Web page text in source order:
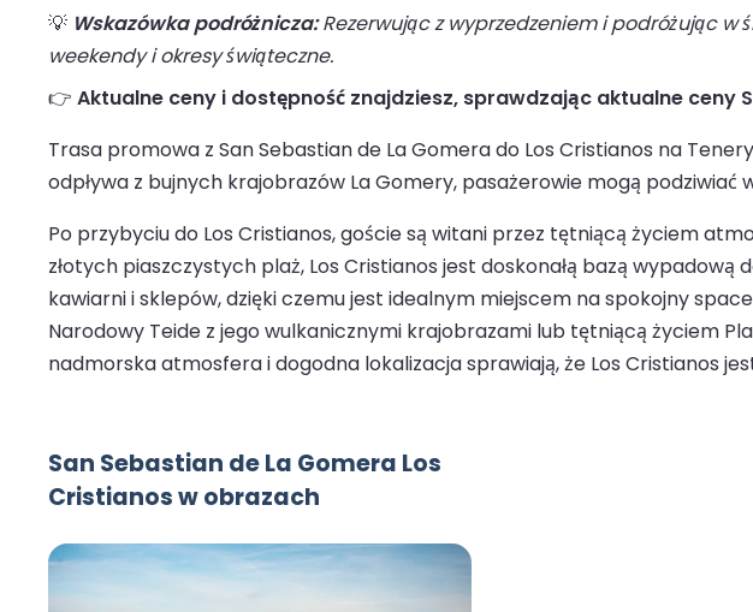
💡 Wskazówka podróżnicza:Rezerwując z wyprzedzeniem i podróżując w
weekendy i okresy świąteczne.
👉 Aktualne ceny i dostępność znajdziesz, sprawdzając aktualne
Trasa promowa z San Sebastian de La Gomera do Los Cristianos na
odpływa z bujnych krajobrazów La Gomery, pasażerowie mogą
Po przybyciu do Los Cristianos, goście są witani przez tętniącą życiem
złotych piaszczystych plaż, Los Cristianos jest doskonałą bazą
kawiarni i sklepów, dzięki czemu jest idealnym miejscem na spokojny
Narodowy Teide z jego wulkanicznymi krajobrazami lub tętniącą życiem
nadmorska atmosfera i dogodna lokalizacja sprawiają, że Los Cristianos
San Sebastian de La Gomera Los
Cristianos w obrazach